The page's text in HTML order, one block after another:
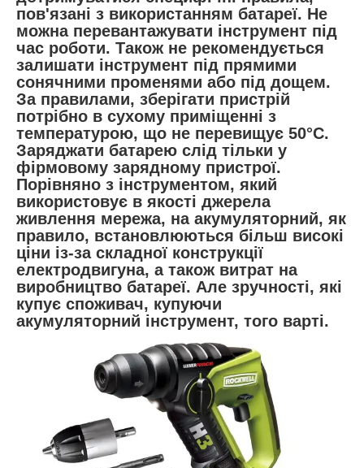
пов'язані з використанням батареї. Не
можна перевантажувати інструмент під
час роботи. Також не рекомендується
залишати інструмент під прямими
сонячними променями або під дощем.
За правилами, зберігати пристрій
потрібно в сухому приміщенні з
температурою, що не перевищує 50°С.
Заряджати батарею слід тільки у
фірмовому зарядному пристрої.
Порівняно з інструментом, який
використовує в якості джерела
живлення мережа, на акумуляторний, як
правило, встановлюються більш високі
ціни із-за складної конструкції
електродвигуна, а також витрат на
виробництво батареї. Але зручності, які
купує споживач, купуючи
акумуляторний інструмент, того варті.